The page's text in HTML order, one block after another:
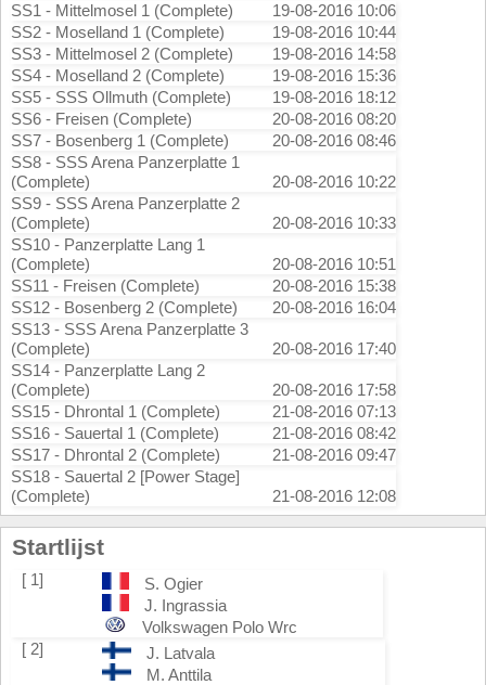
SS1 - Mittelmosel 1 (Complete)
19-08-2016 10:06
SS2 - Moselland 1 (Complete)
19-08-2016 10:44
SS3 - Mittelmosel 2 (Complete)
19-08-2016 14:58
SS4 - Moselland 2 (Complete)
19-08-2016 15:36
SS5 - SSS Ollmuth (Complete)
19-08-2016 18:12
SS6 - Freisen (Complete)
20-08-2016 08:20
SS7 - Bosenberg 1 (Complete)
20-08-2016 08:46
SS8 - SSS Arena Panzerplatte 1
(Complete)
20-08-2016 10:22
SS9 - SSS Arena Panzerplatte 2
(Complete)
20-08-2016 10:33
SS10 - Panzerplatte Lang 1
(Complete)
20-08-2016 10:51
SS11 - Freisen (Complete)
20-08-2016 15:38
SS12 - Bosenberg 2 (Complete)
20-08-2016 16:04
SS13 - SSS Arena Panzerplatte 3
(Complete)
20-08-2016 17:40
SS14 - Panzerplatte Lang 2
(Complete)
20-08-2016 17:58
SS15 - Dhrontal 1 (Complete)
21-08-2016 07:13
SS16 - Sauertal 1 (Complete)
21-08-2016 08:42
SS17 - Dhrontal 2 (Complete)
21-08-2016 09:47
SS18 - Sauertal 2 [Power Stage]
(Complete)
21-08-2016 12:08
Startlijst
[ 1]
S. Ogier
J. Ingrassia
Volkswagen Polo Wrc
[ 2]
J. Latvala
M. Anttila